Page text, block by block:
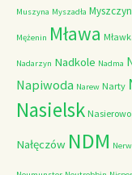
Muszyna Myszadła Myszczyn
Mężenin Mława
Nadarzyn Nadkole Nadma
Napiwoda Narew Narty
Nasielsk Nasierowo
Nałęczów NDM